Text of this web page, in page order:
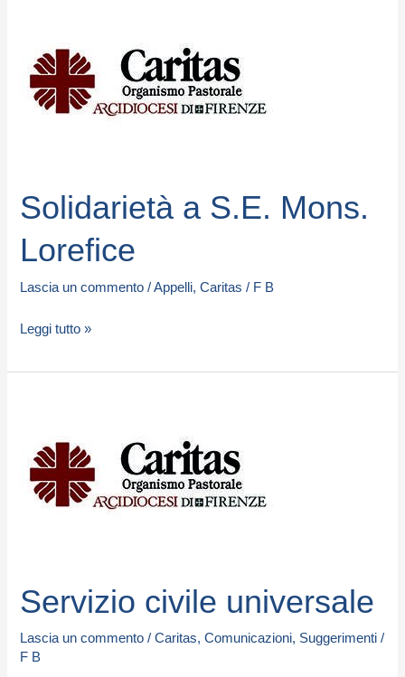
Solidarietà a S.E. Mons.
Lorefice
Lascia un commento /Appelli,Caritas / F B
S.E.
Mons.
Lorefice
Leggi tutto »
Servizio civile universale
Lascia un commento /Caritas,Comunicazioni, Suggerimenti /
F B
universale